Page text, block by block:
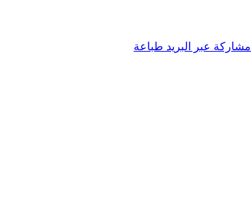
مشاركة عبر البريد طباعة